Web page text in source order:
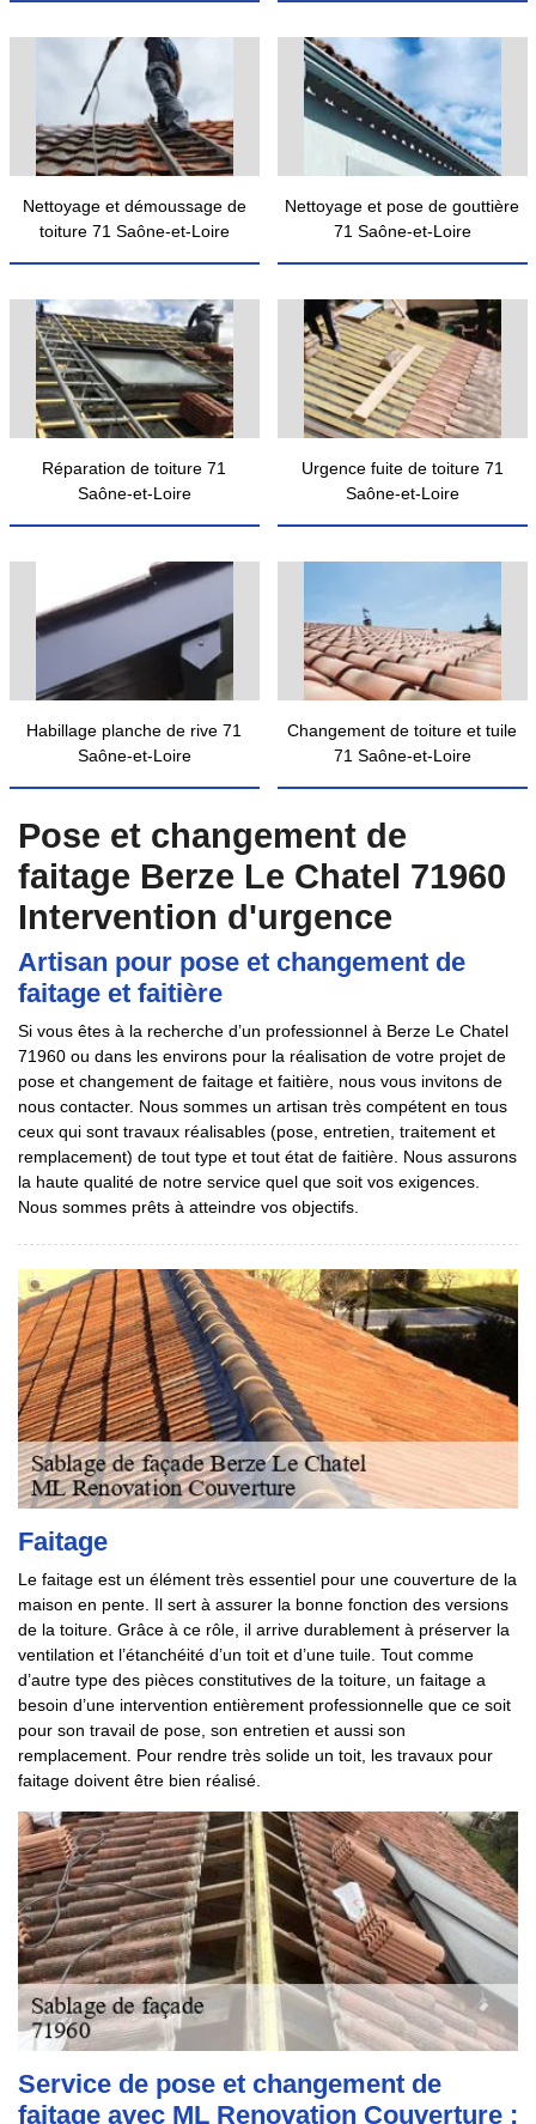
Nettoyage et démoussage de
toiture 71 Saône-et-Loire
Nettoyage et pose de gouttière
71 Saône-et-Loire
Réparation de toiture 71
Saône-et-Loire
Urgence fuite de toiture 71
Saône-et-Loire
Habillage planche de rive 71
Saône-et-Loire
Changement de toiture et tuile
71 Saône-et-Loire
Pose et changement de
faitage Berze Le Chatel 71960
Intervention d'urgence
Artisan pour pose et changement de
faitage et faitière
Si vous êtes à la recherche d’un professionnel à Berze Le Chatel
71960 ou dans les environs pour la réalisation de votre projet de
pose et changement de faitage et faitière, nous vous invitons de
nous contacter. Nous sommes un artisan très compétent en tous
ceux qui sont travaux réalisables (pose, entretien, traitement et
remplacement) de tout type et tout état de faitière. Nous assurons
la haute qualité de notre service quel que soit vos exigences.
Nous sommes prêts à atteindre vos objectifs.
Faitage
Le faitage est un élément très essentiel pour une couverture de la
maison en pente. Il sert à assurer la bonne fonction des versions
de la toiture. Grâce à ce rôle, il arrive durablement à préserver la
ventilation et l’étanchéité d’un toit et d’une tuile. Tout comme
d’autre type des pièces constitutives de la toiture, un faitage a
besoin d’une intervention entièrement professionnelle que ce soit
pour son travail de pose, son entretien et aussi son
remplacement. Pour rendre très solide un toit, les travaux pour
faitage doivent être bien réalisé.
Service de pose et changement de
faitage avec ML Renovation Couverture :